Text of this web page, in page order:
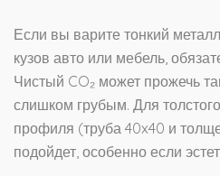
Если вы варите тонкий
кузов авто или мебель,
Чистый CO₂ может прожечь
слишком грубым. Для
профиля (труба 40x40 и
подойдет, особенно если